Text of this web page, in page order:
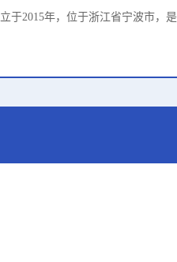
于2015年，位于浙江省宁波市，